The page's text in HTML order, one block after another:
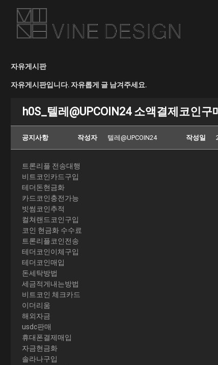
자유게시판
자유게시판입니다. 자유롭게 글 남겨주세요.
h0S_텔레@UPCOIN24 소액결제코인
공지사항 작성자 텔레@UPCOIN24 작성일
트론리플 전송대행
비트코인카드구입
테더돈현금화
카드코인충전가능
빗썸코인추적
컬쳐랜드코인구입
코인 현금화 수수료
트론리플코인전송
테더코인이체구입
테더코인매입
돈세탁방법
세금적게내는방법
비트코인 체크카드
이더리움
해외자금
usdc판매
휴대폰결제매입
자금현금화
솔라나구입